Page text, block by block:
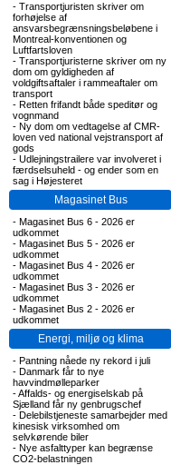
- Transportjuristen skriver om
forhøjelse af
ansvarsbegrænsningsbeløbene i
Montreal-konventionen og
Luftfartsloven
- Transportjuristerne skriver om ny
dom om gyldigheden af
voldgiftsaftaler i rammeaftaler om
transport
- Retten frifandt både speditør og
vognmand
- Ny dom om vedtagelse af CMR-
loven ved national vejstransport af
gods
- Udlejningstrailere var involveret i
færdselsuheld - og ender som en
sag i Højesteret
Magasinet Bus
- Magasinet Bus 6 - 2026 er
udkommet
- Magasinet Bus 5 - 2026 er
udkommet
- Magasinet Bus 4 - 2026 er
udkommet
- Magasinet Bus 3 - 2026 er
udkommet
- Magasinet Bus 2 - 2026 er
udkommet
Energi, miljø og klima
- Pantning nåede ny rekord i juli
- Danmark får to nye
havvindmølleparker
-Affalds- og energiselskab på
Sjælland får ny genbrugschef
- Delebilstjeneste samarbejder med
kinesisk virksomhed om
selvkørende biler
- Nye asfalttyper kan begrænse
CO2-belastningen